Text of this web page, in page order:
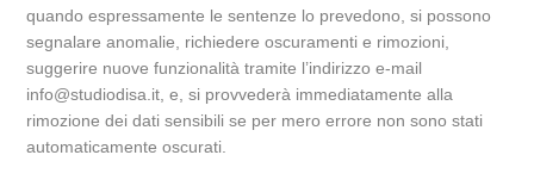
quando espressamente le sentenze lo prevedono, si possono
segnalare anomalie, richiedere oscuramenti e rimozioni,
suggerire nuove funzionalità tramite l’indirizzo e-mail
info@studiodisa.it, e, si provvederà immediatamente alla
rimozione dei dati sensibili se per mero errore non sono stati
automaticamente oscurati.